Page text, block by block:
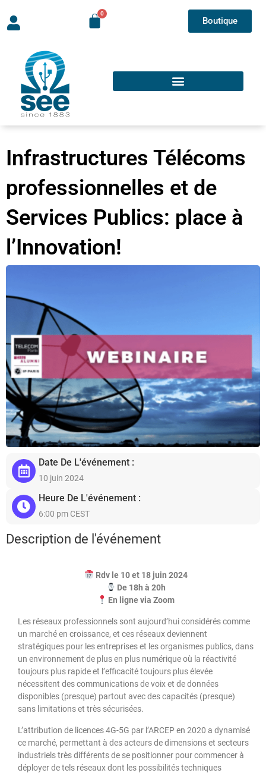
Boutique
Infrastructures Télécoms
professionnelles et de
Services Publics: place à
l’Innovation!
Date De L'événement :
10 juin 2024
Heure De L'événement :
6:00 pm CEST
Description de l'événement
Rdv le 10 et 18 juin 2024
De 18h à 20h
En ligne via Zoom
Les réseaux professionnels sont aujourd’hui considérés comme
un marché en croissance, et ces réseaux deviennent
stratégiques pour les entreprises et les organismes publics, dans
un environnement de plus en plus numérique où la réactivité
toujours plus rapide et l’efficacité toujours plus élevée
nécessitent des communications de voix et de données
disponibles (presque) partout avec des capacités (presque)
sans limitations et très sécurisées.
L’attribution de licences 4G-5G par l’ARCEP en 2020 a dynamisé
ce marché, permettant à des acteurs de dimensions et secteurs
industriels très différents de se positionner pour commencer à
déployer de tels réseaux dont les possibilités techniques